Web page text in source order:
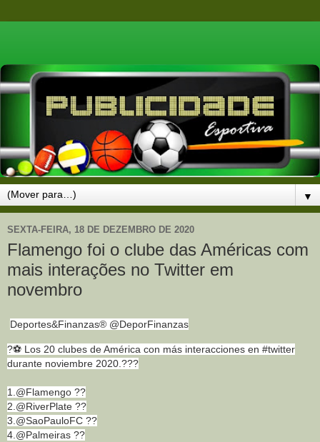
▼
SEXTA-FEIRA, 18 DE DEZEMBRO DE 2020
Flamengo foi o clube das Américas com
mais interações no Twitter em
novembro
Deportes&Finanzas® @DeporFinanzas
?⚽ Los 20 clubes de América con más interacciones en #twitter
durante noviembre 2020.???
1.@Flamengo ??
2.@RiverPlate ??
3.@SaoPauloFC ??
4.@Palmeiras ??